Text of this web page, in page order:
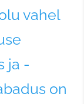
vahel
ja -
on